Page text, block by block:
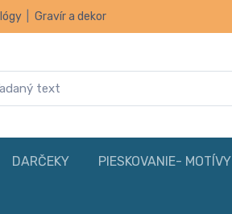
Gravír a dekor
DARČEKY PIESKOVANIE- MOTÍVY